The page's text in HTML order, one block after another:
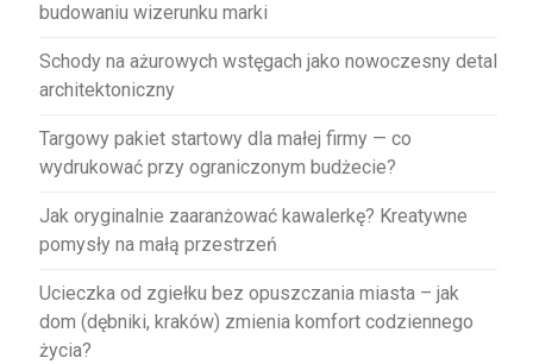
budowaniu wizerunku marki
Schody na ażurowych wstęgach jako nowoczesny detal
architektoniczny
Targowy pakiet startowy dla małej firmy — co
wydrukować przy ograniczonym budżecie?
Jak oryginalnie zaaranżować kawalerkę? Kreatywne
pomysły na małą przestrzeń
Ucieczka od zgiełku bez opuszczania miasta – jak
dom (dębniki, kraków) zmienia komfort codziennego
życia?